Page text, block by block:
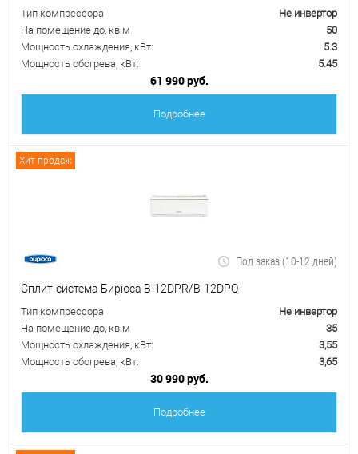
Тип компрессора
Не инвертор
На помещение до, кв.м
50
Мощность охлаждения, кВт:
5.3
Мощность обогрева, кВт:
5.45
61 990 руб.
Подробнее
Хит продаж
Под заказ (10-12 дней)
Сплит-система Бирюса B-12DPR/B-12DPQ
Тип компрессора
Не инвертор
На помещение до, кв.м
35
Мощность охлаждения, кВт:
3,55
Мощность обогрева, кВт:
3,65
30 990 руб.
Подробнее